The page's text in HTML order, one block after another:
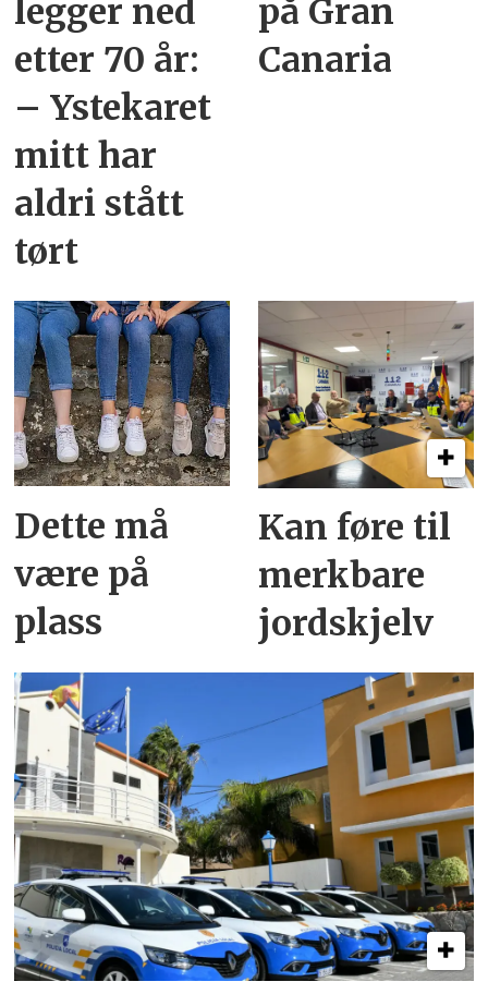
legger ned
etter 70 år:
– Ystekaret
mitt har
aldri stått
tørt
på Gran
Canaria
Dette må
være på
plass
Kan føre til
merkbare
jordskjelv